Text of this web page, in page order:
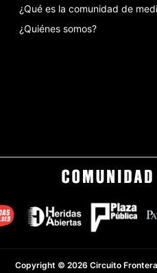
¿Qué es la comunidad de
¿Quiénes somos?
Copyright © 2026 Circuito